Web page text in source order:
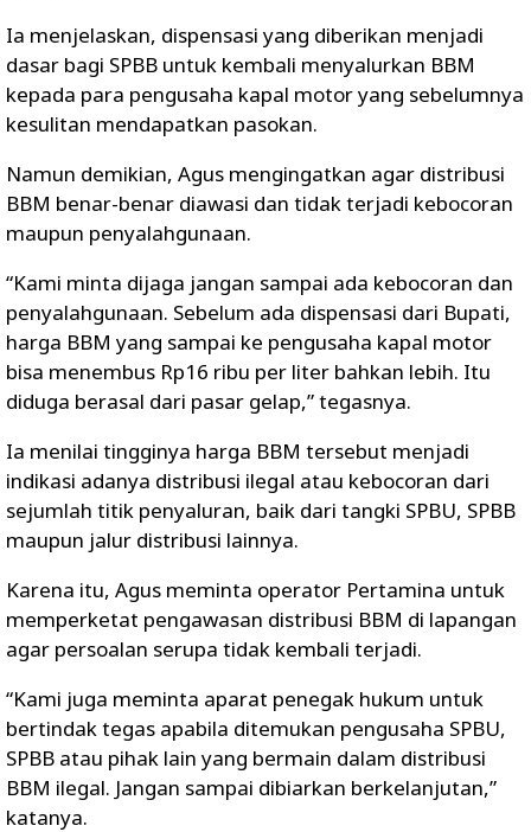
Ia menjelaskan, dispensasi yang diberikan menjadi
dasar bagi SPBB untuk kembali menyalurkan BBM
kepada para pengusaha kapal motor yang sebelumnya
kesulitan mendapatkan pasokan.
Namun demikian, Agus mengingatkan agar distribusi
BBM benar-benar diawasi dan tidak terjadi kebocoran
maupun penyalahgunaan.
“Kami minta dijaga jangan sampai ada kebocoran dan
penyalahgunaan. Sebelum ada dispensasi dari Bupati,
harga BBM yang sampai ke pengusaha kapal motor
bisa menembus Rp16 ribu per liter bahkan lebih. Itu
diduga berasal dari pasar gelap,” tegasnya.
Ia menilai tingginya harga BBM tersebut menjadi
indikasi adanya distribusi ilegal atau kebocoran dari
sejumlah titik penyaluran, baik dari tangki SPBU, SPBB
maupun jalur distribusi lainnya.
Karena itu, Agus meminta operator Pertamina untuk
memperketat pengawasan distribusi BBM di lapangan
agar persoalan serupa tidak kembali terjadi.
“Kami juga meminta aparat penegak hukum untuk
bertindak tegas apabila ditemukan pengusaha SPBU,
SPBB atau pihak lain yang bermain dalam distribusi
BBM ilegal. Jangan sampai dibiarkan berkelanjutan,”
katanya.